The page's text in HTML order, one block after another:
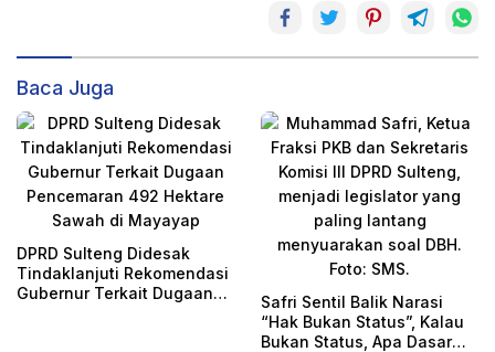
Baca Juga
DPRD Sulteng Didesak
Tindaklanjuti Rekomendasi
Gubernur Terkait Dugaan
Safri Sentil Balik Narasi
“Hak Bukan Status”, Kalau
Bukan Status, Apa Dasar